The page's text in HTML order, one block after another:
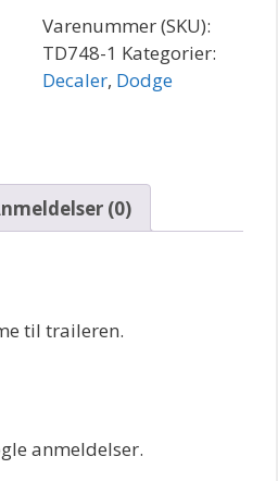
Varenummer (SKU):
TD748-1 Kategorier:
Decaler, Dodge
(0)
til traileren.
anmeldelser.